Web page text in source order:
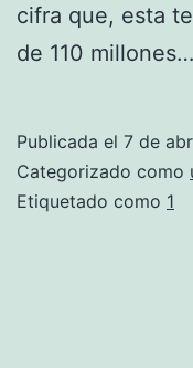
cifra que, esta
de 110 millones…
Publicada el 7 de
Categorizado como
Etiquetado como 1